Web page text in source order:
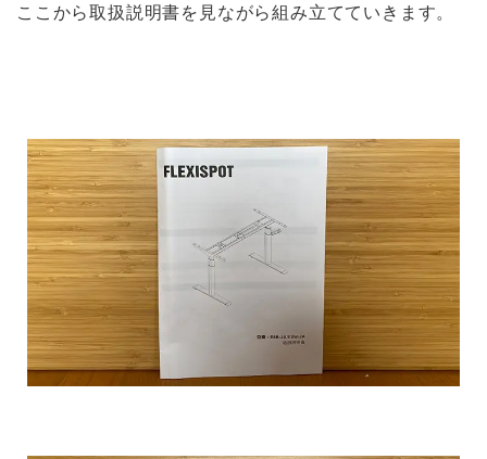
ここから取扱説明書を見ながら組み立てていきます。